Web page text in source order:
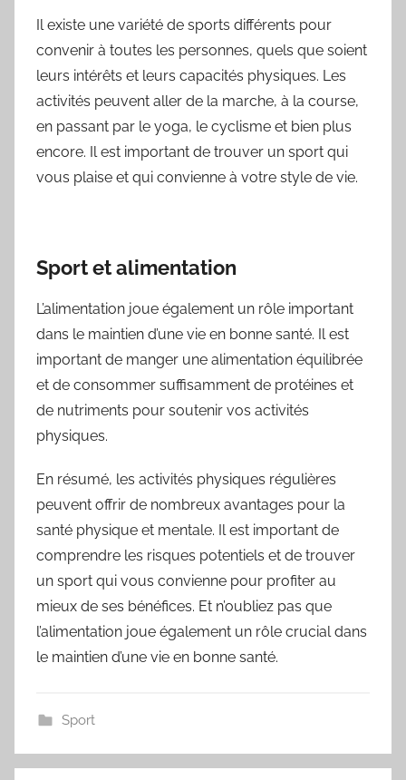
Il existe une variété de sports différents pour
convenir à toutes les personnes, quels que soient
leurs intérêts et leurs capacités physiques. Les
activités peuvent aller de la marche, à la course,
en passant par le yoga, le cyclisme et bien plus
encore. Il est important de trouver un sport qui
vous plaise et qui convienne à votre style de vie.
Sport et alimentation
L’alimentation joue également un rôle important
dans le maintien d’une vie en bonne santé. Il est
important de manger une alimentation équilibrée
et de consommer suffisamment de protéines et
de nutriments pour soutenir vos activités
physiques.
En résumé, les activités physiques régulières
peuvent offrir de nombreux avantages pour la
santé physique et mentale. Il est important de
comprendre les risques potentiels et de trouver
un sport qui vous convienne pour profiter au
mieux de ses bénéfices. Et n’oubliez pas que
l’alimentation joue également un rôle crucial dans
le maintien d’une vie en bonne santé.
Sport